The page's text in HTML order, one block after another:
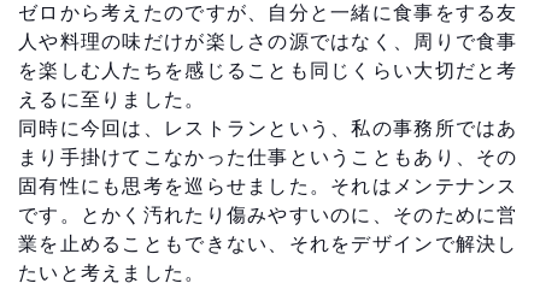
ゼロから考えたのですが、自分と一緒に食事をする友
人や料理の味だけが楽しさの源ではなく、周りで食事
を楽しむ人たちを感じることも同じくらい大切だと考
えるに至りました。
同時に今回は、レストランという、私の事務所ではあ
まり手掛けてこなかった仕事ということもあり、その
固有性にも思考を巡らせました。それはメンテナンス
です。とかく汚れたり傷みやすいのに、そのために営
業を止めることもできない、それをデザインで解決し
たいと考えました。